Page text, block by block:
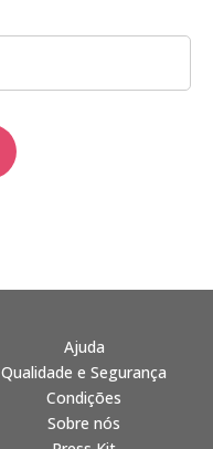
Ajuda
Qualidade e Segurança
Condições
Sobre nós